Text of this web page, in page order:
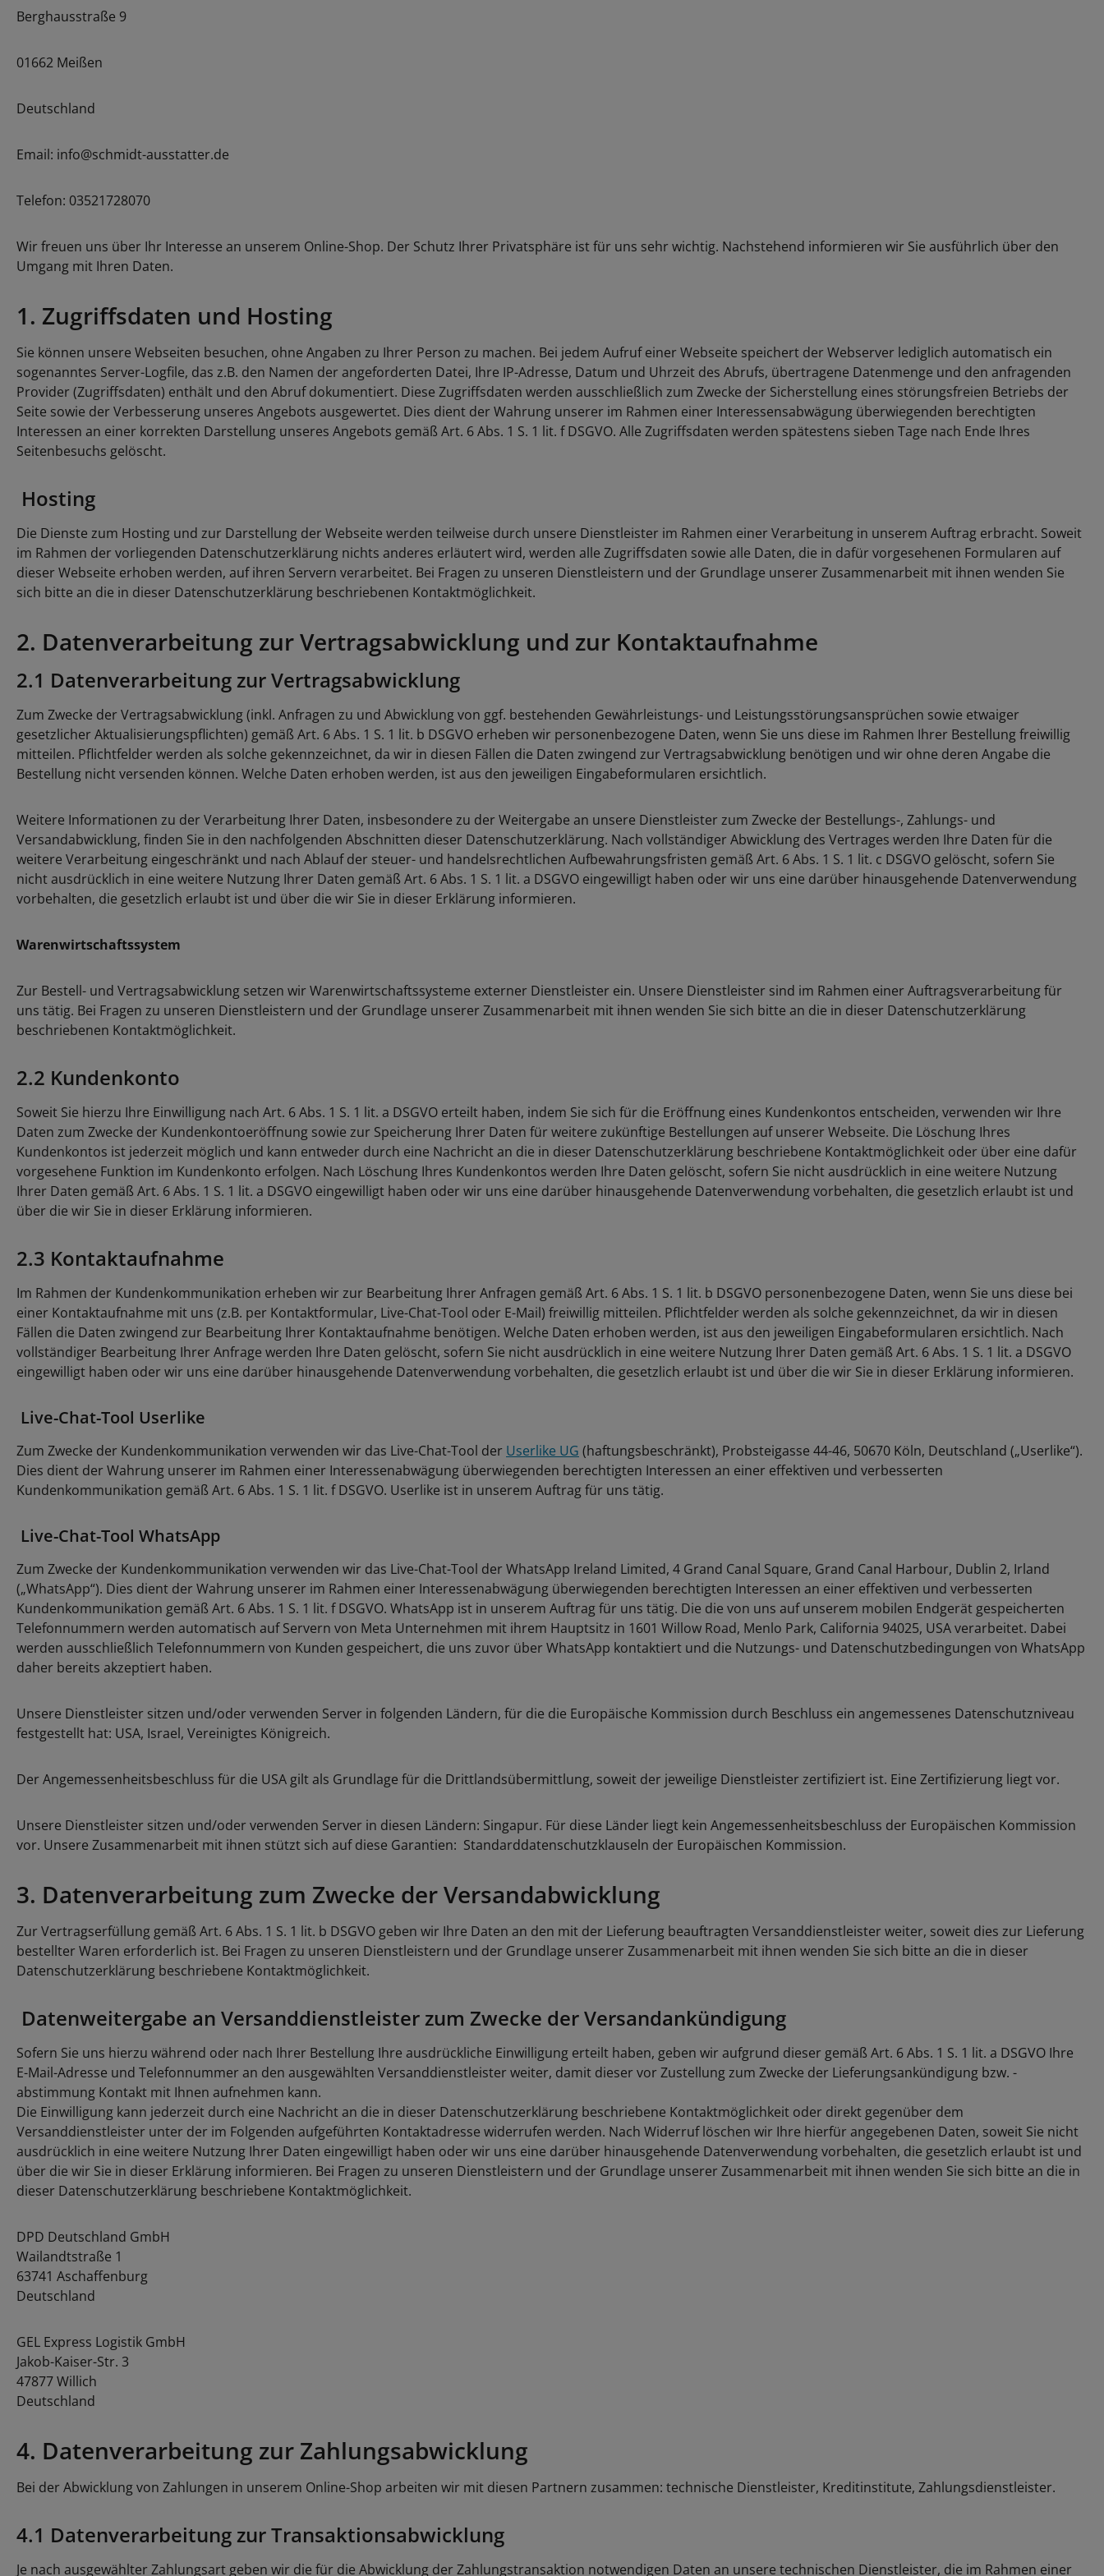
Berghausstraße 9
01662 Meißen
Deutschland
Email: info@schmidt-ausstatter.de
Telefon: 03521728070
Wir freuen uns über Ihr Interesse an unserem Online-Shop. Der Schutz Ihrer Privatsphäre ist für uns sehr wichtig. Nachstehend informieren wir Sie ausführlich über den
Umgang mit Ihren Daten.
1. Zugriffsdaten und Hosting
Sie können unsere Webseiten besuchen, ohne Angaben zu Ihrer Person zu machen. Bei jedem Aufruf einer Webseite speichert der Webserver lediglich automatisch ein
sogenanntes Server-Logfile, das z.B. den Namen der angeforderten Datei, Ihre IP-Adresse, Datum und Uhrzeit des Abrufs, übertragene Datenmenge und den anfragenden
Provider (Zugriffsdaten) enthält und den Abruf dokumentiert. Diese Zugriffsdaten werden ausschließlich zum Zwecke der Sicherstellung eines störungsfreien Betriebs der
Seite sowie der Verbesserung unseres Angebots ausgewertet. Dies dient der Wahrung unserer im Rahmen einer Interessensabwägung überwiegenden berechtigten
Interessen an einer korrekten Darstellung unseres Angebots gemäß Art. 6 Abs. 1 S. 1 lit. f DSGVO. Alle Zugriffsdaten werden spätestens sieben Tage nach Ende Ihres
Seitenbesuchs gelöscht.
Hosting
Die Dienste zum Hosting und zur Darstellung der Webseite werden teilweise durch unsere Dienstleister im Rahmen einer Verarbeitung in unserem Auftrag erbracht. Soweit
im Rahmen der vorliegenden Datenschutzerklärung nichts anderes erläutert wird, werden alle Zugriffsdaten sowie alle Daten, die in dafür vorgesehenen Formularen auf
dieser Webseite erhoben werden, auf ihren Servern verarbeitet. Bei Fragen zu unseren Dienstleistern und der Grundlage unserer Zusammenarbeit mit ihnen wenden Sie
sich bitte an die in dieser Datenschutzerklärung beschriebenen Kontaktmöglichkeit.
2. Datenverarbeitung zur Vertragsabwicklung und zur Kontaktaufnahme
2.1 Datenverarbeitung zur Vertragsabwicklung
Zum Zwecke der Vertragsabwicklung (inkl. Anfragen zu und Abwicklung von ggf. bestehenden Gewährleistungs- und Leistungsstörungsansprüchen sowie etwaiger
gesetzlicher Aktualisierungspflichten) gemäß Art. 6 Abs. 1 S. 1 lit. b DSGVO erheben wir personenbezogene Daten, wenn Sie uns diese im Rahmen Ihrer Bestellung freiwillig
mitteilen. Pflichtfelder werden als solche gekennzeichnet, da wir in diesen Fällen die Daten zwingend zur Vertragsabwicklung benötigen und wir ohne deren Angabe die
Bestellung nicht versenden können. Welche Daten erhoben werden, ist aus den jeweiligen Eingabeformularen ersichtlich.
Weitere Informationen zu der Verarbeitung Ihrer Daten, insbesondere zu der Weitergabe an unsere Dienstleister zum Zwecke der Bestellungs-, Zahlungs- und
Versandabwicklung, finden Sie in den nachfolgenden Abschnitten dieser Datenschutzerklärung. Nach vollständiger Abwicklung des Vertrages werden Ihre Daten für die
weitere Verarbeitung eingeschränkt und nach Ablauf der steuer- und handelsrechtlichen Aufbewahrungsfristen gemäß Art. 6 Abs. 1 S. 1 lit. c DSGVO gelöscht, sofern Sie
nicht ausdrücklich in eine weitere Nutzung Ihrer Daten gemäß Art. 6 Abs. 1 S. 1 lit. a DSGVO eingewilligt haben oder wir uns eine darüber hinausgehende Datenverwendung
vorbehalten, die gesetzlich erlaubt ist und über die wir Sie in dieser Erklärung informieren.
Warenwirtschaftssystem
Zur Bestell- und Vertragsabwicklung setzen wir Warenwirtschaftssysteme externer Dienstleister ein. Unsere Dienstleister sind im Rahmen einer Auftragsverarbeitung für
uns tätig. Bei Fragen zu unseren Dienstleistern und der Grundlage unserer Zusammenarbeit mit ihnen wenden Sie sich bitte an die in dieser Datenschutzerklärung
beschriebenen Kontaktmöglichkeit.
2.2 Kundenkonto
Soweit Sie hierzu Ihre Einwilligung nach Art. 6 Abs. 1 S. 1 lit. a DSGVO erteilt haben, indem Sie sich für die Eröffnung eines Kundenkontos entscheiden, verwenden wir Ihre
Daten zum Zwecke der Kundenkontoeröffnung sowie zur Speicherung Ihrer Daten für weitere zukünftige Bestellungen auf unserer Webseite. Die Löschung Ihres
Kundenkontos ist jederzeit möglich und kann entweder durch eine Nachricht an die in dieser Datenschutzerklärung beschriebene Kontaktmöglichkeit oder über eine dafür
vorgesehene Funktion im Kundenkonto erfolgen. Nach Löschung Ihres Kundenkontos werden Ihre Daten gelöscht, sofern Sie nicht ausdrücklich in eine weitere Nutzung
Ihrer Daten gemäß Art. 6 Abs. 1 S. 1 lit. a DSGVO eingewilligt haben oder wir uns eine darüber hinausgehende Datenverwendung vorbehalten, die gesetzlich erlaubt ist und
über die wir Sie in dieser Erklärung informieren.
2.3 Kontaktaufnahme
Im Rahmen der Kundenkommunikation erheben wir zur Bearbeitung Ihrer Anfragen gemäß Art. 6 Abs. 1 S. 1 lit. b DSGVO personenbezogene Daten, wenn Sie uns diese bei
einer Kontaktaufnahme mit uns (z.B. per Kontaktformular, Live-Chat-Tool oder E-Mail) freiwillig mitteilen. Pflichtfelder werden als solche gekennzeichnet, da wir in diesen
Fällen die Daten zwingend zur Bearbeitung Ihrer Kontaktaufnahme benötigen. Welche Daten erhoben werden, ist aus den jeweiligen Eingabeformularen ersichtlich. Nach
vollständiger Bearbeitung Ihrer Anfrage werden Ihre Daten gelöscht, sofern Sie nicht ausdrücklich in eine weitere Nutzung Ihrer Daten gemäß Art. 6 Abs. 1 S. 1 lit. a DSGVO
eingewilligt haben oder wir uns eine darüber hinausgehende Datenverwendung vorbehalten, die gesetzlich erlaubt ist und über die wir Sie in dieser Erklärung informieren.
Live-Chat-Tool Userlike
Zum Zwecke der Kundenkommunikation verwenden wir das Live-Chat-Tool der Userlike UG (haftungsbeschränkt), Probsteigasse 44-46, 50670 Köln, Deutschland („Userlike“).
Dies dient der Wahrung unserer im Rahmen einer Interessenabwägung überwiegenden berechtigten Interessen an einer effektiven und verbesserten
Kundenkommunikation gemäß Art. 6 Abs. 1 S. 1 lit. f DSGVO. Userlike ist in unserem Auftrag für uns tätig.
Live-Chat-Tool WhatsApp
Zum Zwecke der Kundenkommunikation verwenden wir das Live-Chat-Tool der WhatsApp Ireland Limited, 4 Grand Canal Square, Grand Canal Harbour, Dublin 2, Irland
(„WhatsApp“). Dies dient der Wahrung unserer im Rahmen einer Interessenabwägung überwiegenden berechtigten Interessen an einer effektiven und verbesserten
Kundenkommunikation gemäß Art. 6 Abs. 1 S. 1 lit. f DSGVO. WhatsApp ist in unserem Auftrag für uns tätig. Die die von uns auf unserem mobilen Endgerät gespeicherten
Telefonnummern werden automatisch auf Servern von Meta Unternehmen mit ihrem Hauptsitz in 1601 Willow Road, Menlo Park, California 94025, USA verarbeitet. Dabei
werden ausschließlich Telefonnummern von Kunden gespeichert, die uns zuvor über WhatsApp kontaktiert und die Nutzungs- und Datenschutzbedingungen von WhatsApp
daher bereits akzeptiert haben.
Unsere Dienstleister sitzen und/oder verwenden Server in folgenden Ländern, für die die Europäische Kommission durch Beschluss ein angemessenes Datenschutzniveau
festgestellt hat: USA, Israel, Vereinigtes Königreich.
Der Angemessenheitsbeschluss für die USA gilt als Grundlage für die Drittlandsübermittlung, soweit der jeweilige Dienstleister zertifiziert ist. Eine Zertifizierung liegt vor.
Unsere Dienstleister sitzen und/oder verwenden Server in diesen Ländern: Singapur. Für diese Länder liegt kein Angemessenheitsbeschluss der Europäischen Kommission
vor. Unsere Zusammenarbeit mit ihnen stützt sich auf diese Garantien: Standarddatenschutzklauseln der Europäischen Kommission.
3. Datenverarbeitung zum Zwecke der Versandabwicklung
Zur Vertragserfüllung gemäß Art. 6 Abs. 1 S. 1 lit. b DSGVO geben wir Ihre Daten an den mit der Lieferung beauftragten Versanddienstleister weiter, soweit dies zur Lieferung
bestellter Waren erforderlich ist. Bei Fragen zu unseren Dienstleistern und der Grundlage unserer Zusammenarbeit mit ihnen wenden Sie sich bitte an die in dieser
Datenschutzerklärung beschriebene Kontaktmöglichkeit.
Datenweitergabe an Versanddienstleister zum Zwecke der Versandankündigung
Sofern Sie uns hierzu während oder nach Ihrer Bestellung Ihre ausdrückliche Einwilligung erteilt haben, geben wir aufgrund dieser gemäß Art. 6 Abs. 1 S. 1 lit. a DSGVO Ihre
E-Mail-Adresse und Telefonnummer an den ausgewählten Versanddienstleister weiter, damit dieser vor Zustellung zum Zwecke der Lieferungsankündigung bzw. -
abstimmung Kontakt mit Ihnen aufnehmen kann.
Die Einwilligung kann jederzeit durch eine Nachricht an die in dieser Datenschutzerklärung beschriebene Kontaktmöglichkeit oder direkt gegenüber dem
Versanddienstleister unter der im Folgenden aufgeführten Kontaktadresse widerrufen werden. Nach Widerruf löschen wir Ihre hierfür angegebenen Daten, soweit Sie nicht
ausdrücklich in eine weitere Nutzung Ihrer Daten eingewilligt haben oder wir uns eine darüber hinausgehende Datenverwendung vorbehalten, die gesetzlich erlaubt ist und
über die wir Sie in dieser Erklärung informieren. Bei Fragen zu unseren Dienstleistern und der Grundlage unserer Zusammenarbeit mit ihnen wenden Sie sich bitte an die in
dieser Datenschutzerklärung beschriebene Kontaktmöglichkeit.
DPD Deutschland GmbH
Wailandtstraße 1
63741 Aschaffenburg
Deutschland
GEL Express Logistik GmbH
Jakob-Kaiser-Str. 3
47877 Willich
Deutschland
4. Datenverarbeitung zur Zahlungsabwicklung
Bei der Abwicklung von Zahlungen in unserem Online-Shop arbeiten wir mit diesen Partnern zusammen: technische Dienstleister, Kreditinstitute, Zahlungsdienstleister.
4.1 Datenverarbeitung zur Transaktionsabwicklung
Je nach ausgewählter Zahlungsart geben wir die für die Abwicklung der Zahlungstransaktion notwendigen Daten an unsere technischen Dienstleister, die im Rahmen einer